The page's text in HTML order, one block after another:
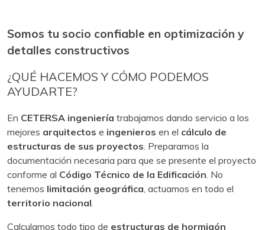
Somos tu socio confiable en optimización y
detalles constructivos
¿QUÉ HACEMOS Y CÓMO PODEMOS
AYUDARTE?
En CETERSA ingeniería trabajamos dando servicio a los
mejores arquitectos e ingenieros en el cálculo de
estructuras de sus proyectos . Preparamos la
documentación necesaria para que se presente el proyecto
conforme al Código Técnico de la Edificación . No
tenemos limitación geográfica , actuamos en todo el
territorio nacional
Calculamos todo tipo de estructuras de hormigón